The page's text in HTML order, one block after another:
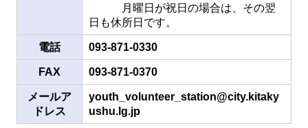
月曜日が祝日の場合は、その翌
日も休所日です。
電話 093-871-0330
FAX 093-871-0370
メールア
ドレス
youth_volunteer_station@city.kitaky
ushu.lg.jp